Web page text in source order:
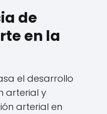
de
en la
el desarrollo
arterial y
arterial en